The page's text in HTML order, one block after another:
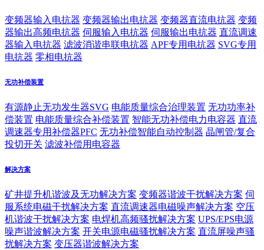
变频器输入电抗器 变频器输出电抗器 变频器直流电抗器 变频
器输出高频电抗器 伺服输入电抗器 伺服输出电抗器 直流调速
器输入电抗器 滤波消谐串联电抗器 APF专用电抗器 SVG专用
电抗器 零相电抗器
无功补偿装置
有源静止无功发生器SVG 电能质量综合治理装置 无功功率补
偿装置 电能质量综合补偿装置 智能无功补偿电力电容器 直流
调速器专用补偿器PFC 无功补偿智能自动控制器 晶闸管/复合
投切开关 滤波补偿用电容器
解决方案
矿井提升机谐波及无功解决方案 变频器谐波干扰解决方案 伺
服系统电磁干扰解决方案 直流调速器电磁噪声解决方案 空压
机谐波干扰解决方案 电焊机高频骚扰解决方案 UPS/EPS电源
噪声谐波解决方案 开关电源电磁骚扰解决方案 直流屏噪声骚
扰解决方案 变压器谐波解决方案